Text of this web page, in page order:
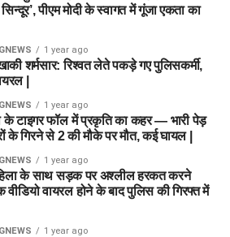
पीएम मोदी के स्वागत में गूंजा एकता का
1 year ago
शर्मसार: रिश्वत लेते पकड़े गए पुलिसकर्मी,
|
1 year ago
के टाइगर फॉल में प्रकृति का कहर — भारी पेड़
के गिरने से 2 की मौके पर मौत, कई घायल |
1 year ago
के साथ सड़क पर अश्लील हरकत करने
वीडियो वायरल होने के बाद पुलिस की गिरफ्त में
1 year ago